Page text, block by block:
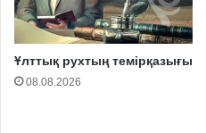
Ұлттық рухтың темірқазығы
08.08.2026